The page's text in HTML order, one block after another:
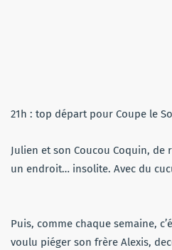
21h : top départ pour Coupe le
Julien et son Coucou Coquin,
un endroit… insolite. Avec du
Puis, comme chaque semaine,
voulu piéger son frère Alexis,